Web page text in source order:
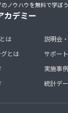
ノウハウを無料で学ぼう
カデミー
は
とは
説明会
サポー
実施事例
統計デ